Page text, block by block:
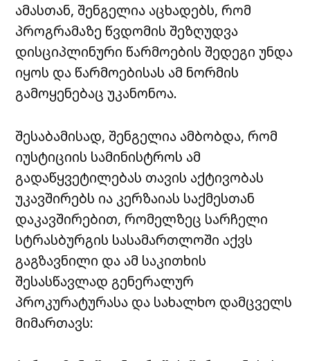
ამასთან, შენგელია აცხადებს, რომ
პროგრამაზე წვდომის შეზღუდვა
დისციპლინური წარმოების შედეგი უნდა
იყოს და წარმოებისას ამ ნორმის
გამოყენებაც უკანონოა.
შესაბამისად, შენგელია ამბობდა, რომ
იუსტიციის სამინისტროს ამ
გადაწყვეტილებას თავის აქტივობას
უკავშირებს ია კერზაიას საქმესთან
დაკავშირებით, რომელზეც სარჩელი
სტრასბურგის სასამართლოში აქვს
გაგზავნილი და ამ საკითხის
შესასწავლად გენერალურ
პროკურატურასა და სახალხო დამცველს
მიმართავს: